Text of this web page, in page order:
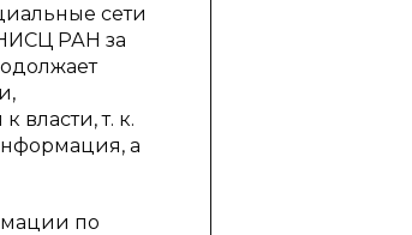
сети
РАН за
власти, т. к.
а
по